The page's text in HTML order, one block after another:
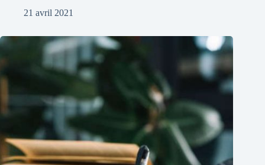
21 avril 2021